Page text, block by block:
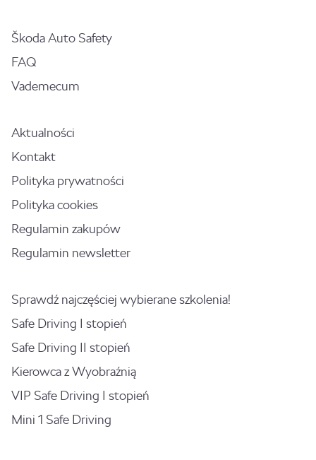
Škoda Auto Safety
FAQ
Vademecum
Aktualności
Kontakt
Polityka prywatności
Polityka cookies
Regulamin zakupów
Regulamin newsletter
Sprawdź najczęściej wybierane szkolenia!
Safe Driving I stopień
Safe Driving II stopień
Kierowca z Wyobraźnią
VIP Safe Driving I stopień
Mini 1 Safe Driving